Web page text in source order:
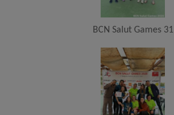
BCN Salut Games 31